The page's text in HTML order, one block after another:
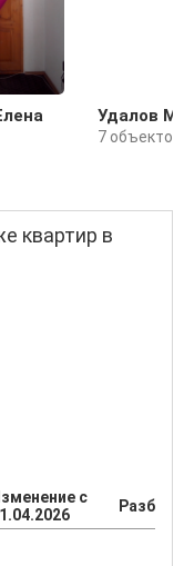
Удалов
7 объектов
квартир в
с